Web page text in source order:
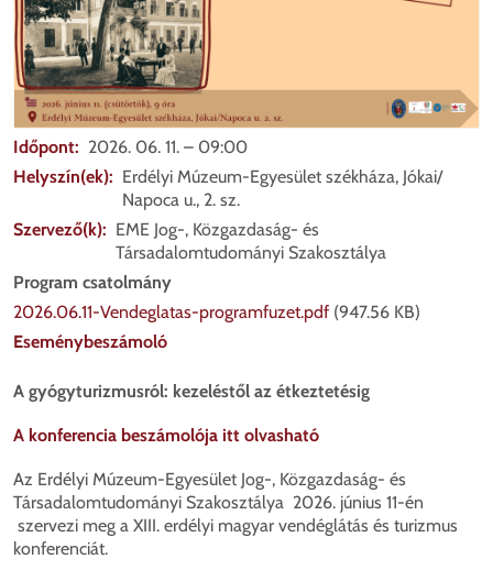
Időpont
2026. 06. 11. – 09:00
Helyszín(ek)
Erdélyi Múzeum-Egyesület székháza, Jókai/
Napoca u., 2. sz.
Szervező(k)
EME Jog-, Közgazdaság- és
Társadalomtudományi Szakosztálya
Program csatolmány
2026.06.11-Vendeglatas-programfuzet.pdf (947.56 KB)
Eseménybeszámoló
A gyógyturizmusról: kezeléstől az étkeztetésig
A konferencia beszámolója itt olvasható
Az Erdélyi Múzeum-Egyesület Jog-, Közgazdaság- és
Társadalomtudományi Szakosztálya 2026. június 11-én
szervezi meg a XIII. erdélyi magyar vendéglátás és turizmus
konferenciát.